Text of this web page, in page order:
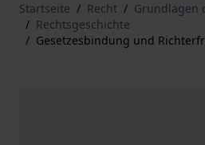
Startseite / Recht / Grundlagen
/ Rechtsgeschichte
/ Gesetzesbindung und